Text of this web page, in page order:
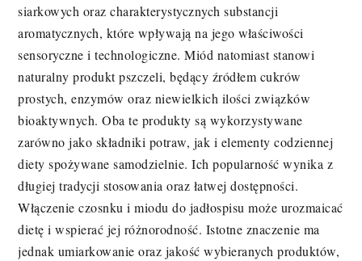
siarkowych oraz charakterystycznych substancji
aromatycznych, które wpływają na jego właściwości
sensoryczne i technologiczne. Miód natomiast stanowi
naturalny produkt pszczeli, będący źródłem cukrów
prostych, enzymów oraz niewielkich ilości związków
bioaktywnych. Oba te produkty są wykorzystywane
zarówno jako składniki potraw, jak i elementy codziennej
diety spożywane samodzielnie. Ich popularność wynika z
długiej tradycji stosowania oraz łatwej dostępności.
Włączenie czosnku i miodu do jadłospisu może urozmaicać
dietę i wspierać jej różnorodność. Istotne znaczenie ma
jednak umiarkowanie oraz jakość wybieranych produktów,